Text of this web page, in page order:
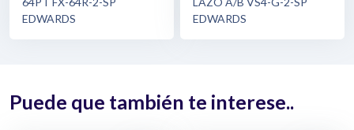
EDWARDS
EDWARDS
Puede que también te interese..